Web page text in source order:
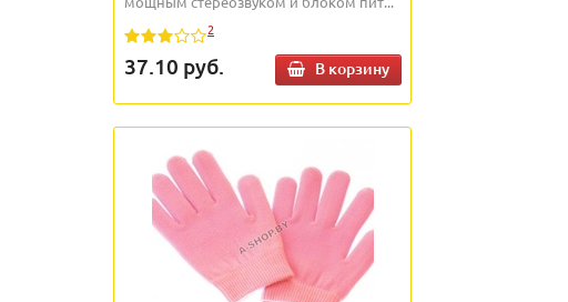
2
37.10 руб. В корзину